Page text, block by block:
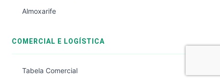
Almoxarife
COMERCIAL E LOGÍSTICA
Tabela Comercial